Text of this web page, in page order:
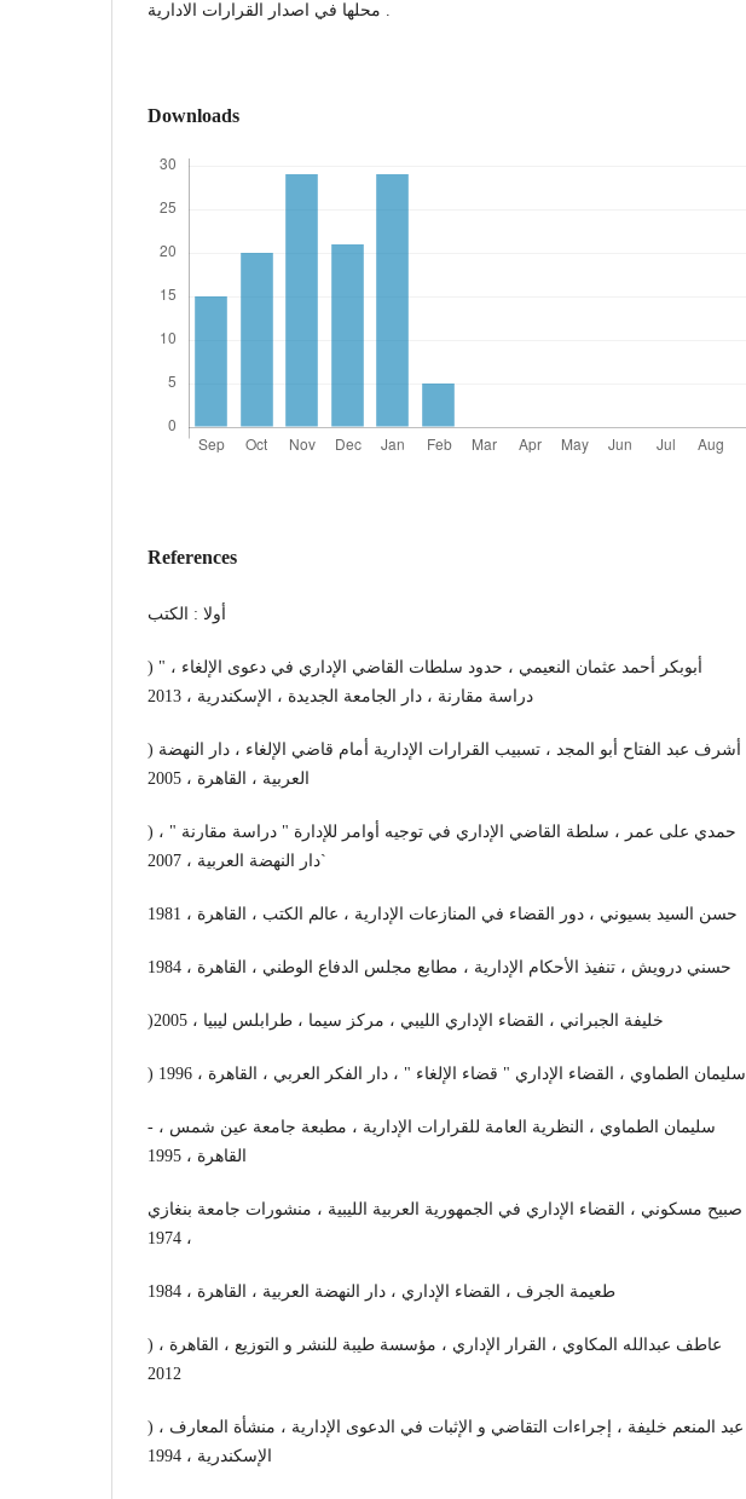
Downloads
References
أولا : الكتب
) أبوبكر أحمد عثمان النعيمي ، حدود سلطات القاضي الإداري في دعوى الإلغاء ، "
دراسة مقارنة ، دار الجامعة الجديدة ، الإسكندرية ، 2013
) أشرف عبد الفتاح أبو المجد ، تسبيب القرارات الإدارية أمام قاضي الإلغاء ، دار النهضة
العربية ، القاهرة ، 2005
) حمدي على عمر ، سلطة القاضي الإداري في توجيه أوامر للإدارة " دراسة مقارنة " ،
دار النهضة العربية ، 2007`
حسن السيد بسيوني ، دور القضاء في المنازعات الإدارية ، عالم الكتب ، القاهرة ، 1981
حسني درويش ، تنفيذ الأحكام الإدارية ، مطابع مجلس الدفاع الوطني ، القاهرة ، 1984
)خليفة الجبراني ، القضاء الإداري الليبي ، مركز سيما ، طرابلس ليبيا ، 2005
) سليمان الطماوي ، القضاء الإداري " قضاء الإلغاء " ، دار الفكر العربي ، القاهرة ، 1996
- سليمان الطماوي ، النظرية العامة للقرارات الإدارية ، مطبعة جامعة عين شمس ،
القاهرة ، 1995
صبيح مسكوني ، القضاء الإداري في الجمهورية العربية الليبية ، منشورات جامعة بنغازي
، 1974
طعيمة الجرف ، القضاء الإداري ، دار النهضة العربية ، القاهرة ، 1984
) عاطف عبدالله المكاوي ، القرار الإداري ، مؤسسة طيبة للنشر و التوزيع ، القاهرة ،
2012
) عبد المنعم خليفة ، إجراءات التقاضي و الإثبات في الدعوى الإدارية ، منشأة المعارف ،
الإسكندرية ، 1994